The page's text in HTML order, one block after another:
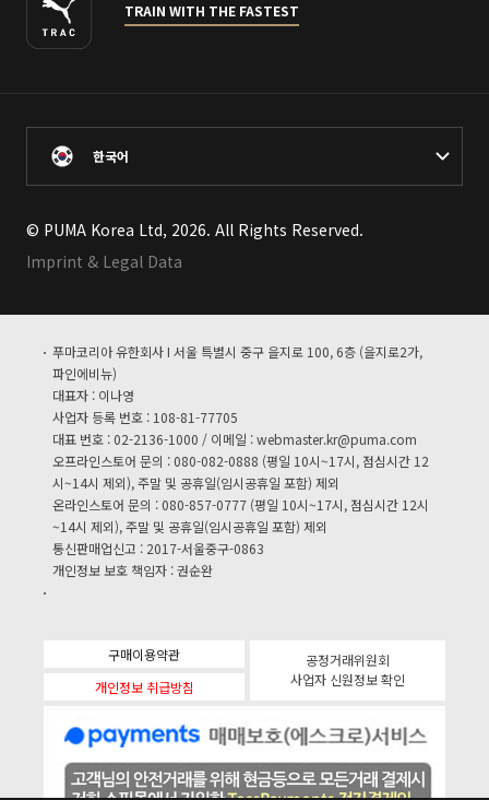
TRAIN WITH THE FASTEST
한국어
© PUMA Korea Ltd, 2026. All Rights Reserved.
Imprint & Legal Data
푸마코리아 유한회사 I 서울 특별시 중구 을지로 100, 6층 (을지로2가,
파인에비뉴)
대표자 : 이나영
사업자 등록 번호 : 108-81-77705
대표 번호 : 02-2136-1000 / 이메일 :webmaster.kr@puma.com
오프라인스토어 문의 : 080-082-0888 (평일 10시~17시, 점심시간 12
시~14시 제외), 주말 및 공휴일(임시공휴일 포함) 제외
온라인스토어 문의 : 080-857-0777 (평일 10시~17시, 점심시간 12시
~14시 제외), 주말 및 공휴일(임시공휴일 포함) 제외
통신판매업신고 : 2017-서울중구-0863
개인정보 보호 책임자 : 권순완
구매이용약관
개인정보 취급방침
공정거래위원회
사업자 신원정보 확인